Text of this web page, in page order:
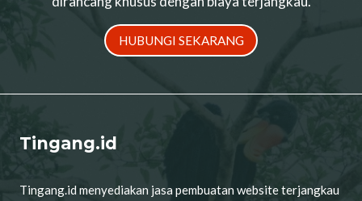
HUBUNGI SEKARANG
Tingang.id
Tingang.id menyediakan jasa pembuatan website terjangkau